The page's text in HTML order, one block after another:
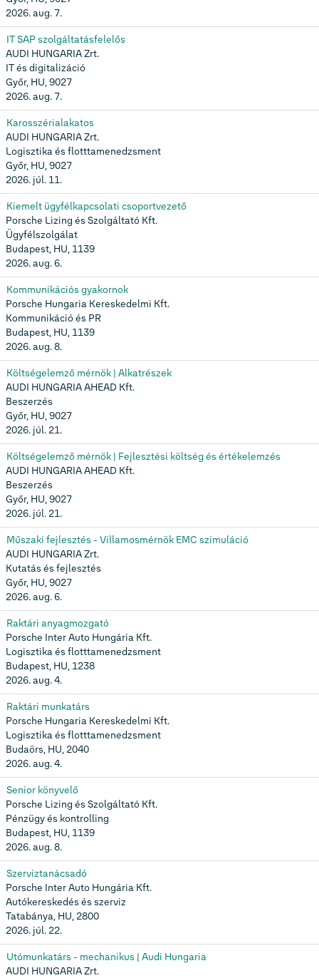
2026. aug. 7.
IT SAP szolgáltatásfelelős
AUDI HUNGARIA Zrt.
IT és digitalizáció
Győr, HU, 9027
2026. aug. 7.
Karosszérialakatos
AUDI HUNGARIA Zrt.
Logisztika és flotttamenedzsment
Győr, HU, 9027
2026. júl. 11.
Kiemelt ügyfélkapcsolati csoportvezető
Porsche Lizing és Szolgáltató Kft.
Ügyfélszolgálat
Budapest, HU, 1139
2026. aug. 6.
Kommunikációs gyakornok
Porsche Hungaria Kereskedelmi Kft.
Kommunikáció és PR
Budapest, HU, 1139
2026. aug. 8.
Költségelemző mérnök | Alkatrészek
AUDI HUNGARIA AHEAD Kft.
Beszerzés
Győr, HU, 9027
2026. júl. 21.
Költségelemző mérnök | Fejlesztési költség és értékelemzés
AUDI HUNGARIA AHEAD Kft.
Beszerzés
Győr, HU, 9027
2026. júl. 21.
Műszaki fejlesztés - Villamosmérnök EMC szimuláció
AUDI HUNGARIA Zrt.
Kutatás és fejlesztés
Győr, HU, 9027
2026. aug. 6.
Raktári anyagmozgató
Porsche Inter Auto Hungária Kft.
Logisztika és flotttamenedzsment
Budapest, HU, 1238
2026. aug. 4.
Raktári munkatárs
Porsche Hungaria Kereskedelmi Kft.
Logisztika és flotttamenedzsment
Budaörs, HU, 2040
2026. aug. 4.
Senior könyvelő
Porsche Lizing és Szolgáltató Kft.
Pénzügy és kontrolling
Budapest, HU, 1139
2026. aug. 8.
Szerviztanácsadó
Porsche Inter Auto Hungária Kft.
Autókereskedés és szerviz
Tatabánya, HU, 2800
2026. júl. 22.
Utómunkatárs - mechanikus | Audi Hungaria
AUDI HUNGARIA Zrt.